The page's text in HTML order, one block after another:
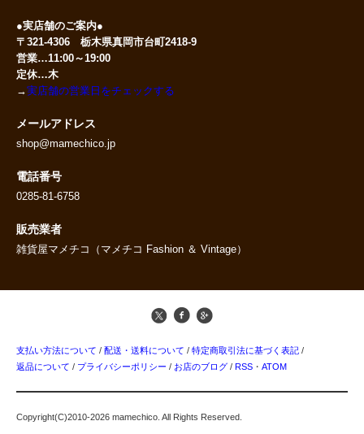
●実店舗のご案内●
〒321-4306 栃木県真岡市台町2418-9
営業…11:00～19:00
定休…木
→実店舗の営業日をチェックする
メールアドレス
shop@mamechico.jp
電話番号
0285-81-6758
販売業者
雑貨屋マメチコ（マメチコ Fashion ＆ Vintage）
支払い方法について / 配送・送料について / 特定商取引法に基づく表記 /
返品について / プライバシーポリシー / お店のブログ / RSS ・ ATOM
Copyright(C)2010-2026 mamechico. All Rights Reserved.